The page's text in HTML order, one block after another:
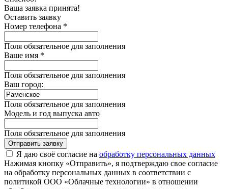
Ваша заявка принята!
Оставить заявку
Номер телефона *
Поля обязательное для заполнения
Ваше имя *
Поля обязательное для заполнения
Ваш город:
Поля обязательное для заполнения
Модель и год выпуска авто
Поля обязательное для заполнения
Отправить заявку
Я даю своё согласие на обработку персональных данных
Нажимая кнопку «Отправить», я подтверждаю свое согласие
на обработку персональных данных в соответствии с
политикой ООО «Облачные технологии» в отношении